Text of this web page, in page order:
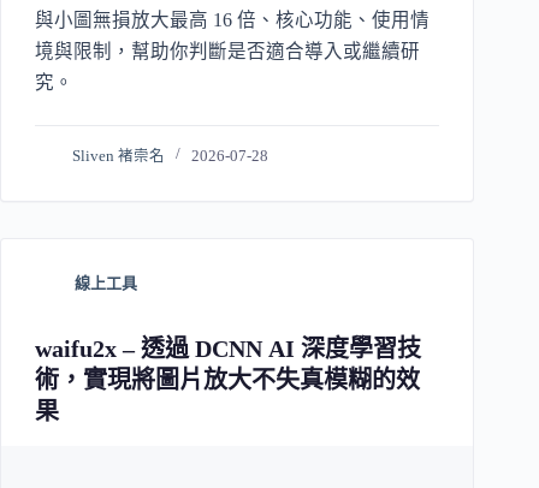
與小圖無損放大最高 16 倍、核心功能、使用情
境與限制，幫助你判斷是否適合導入或繼續研
究。
Sliven 褚崇名 2026-07-28
線上工具
waifu2x – 透過 DCNN AI 深度學習技
術，實現將圖片放大不失真模糊的效
果